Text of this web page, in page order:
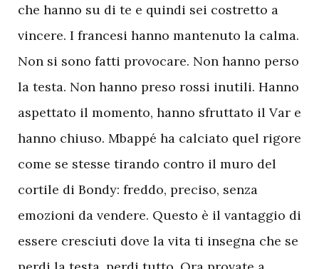
che hanno su di te e quindi sei costretto a
vincere. I francesi hanno mantenuto la calma.
Non si sono fatti provocare. Non hanno perso
la testa. Non hanno preso rossi inutili. Hanno
aspettato il momento, hanno sfruttato il Var e
hanno chiuso. Mbappé ha calciato quel rigore
come se stesse tirando contro il muro del
cortile di Bondy: freddo, preciso, senza
emozioni da vendere. Questo è il vantaggio di
essere cresciuti dove la vita ti insegna che se